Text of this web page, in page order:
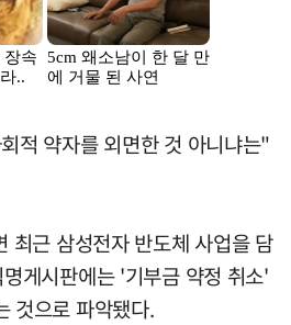
적 약자를 외면한 것 아니냐는"
최근 삼성전자 반도체 사업을 담
게시판에는 '기부금 약정 취소'
것으로 파악됐다.